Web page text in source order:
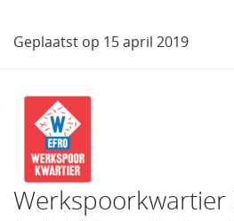
Geplaatst op 15 april 2019